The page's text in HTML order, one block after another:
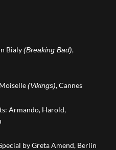
Bialy(Breaking Bad),
(Vikings), Cannes
Armando, Harold,
by Greta Amend, Berlin